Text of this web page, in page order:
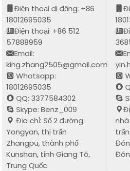
Điện thoại di động: +86
18012695035
Điện thoại: +86 512
57888959
Email:
king.zhang2505@gmail.com
Whatsapp:
18012695035
QQ: 3377584302
Skype: Benz_009
Địa chỉ: Số 2 đường
Yongyan, thị trấn
Zhangpu, thành phố
Kunshan, tỉnh Giang Tô,
Trung Quốc